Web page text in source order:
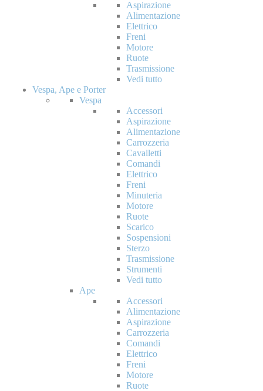
Aspirazione
Alimentazione
Elettrico
Freni
Motore
Ruote
Trasmissione
Vedi tutto
Vespa, Ape e Porter
Vespa
Accessori
Aspirazione
Alimentazione
Carrozzeria
Cavalletti
Comandi
Elettrico
Freni
Minuteria
Motore
Ruote
Scarico
Sospensioni
Sterzo
Trasmissione
Strumenti
Vedi tutto
Ape
Accessori
Alimentazione
Aspirazione
Carrozzeria
Comandi
Elettrico
Freni
Motore
Ruote